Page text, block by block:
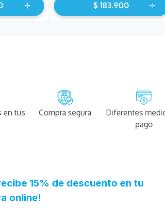
$ 183.900
en tus
Compra segura
Diferentes
pago